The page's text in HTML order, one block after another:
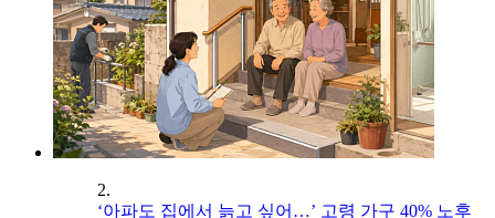
2.
‘아파도 집에서 늙고 싶어…’ 고령 가구 40% 노후